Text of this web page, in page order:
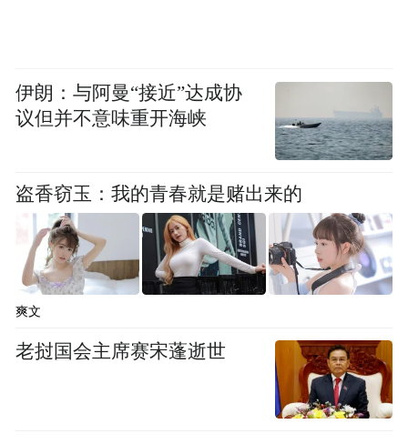
很多人说，中国智造最难的不是写论文，不
是拿专利，而是把实验室里的技术，变成能
公里"，曾让无数科研成果束之高阁，也让无
数创业公司折戟沉沙。
但在交大智邦，高校提供技术和人才，企业
提供市场和场景，资本提供资金和资源，三
者形成了一个良性循环。"我们的核心团队，
很多都是上海交大的教授和博士。他们不是
在实验室里闭门造车，而是天天泡在车间
伊朗：与阿曼“接近”达成协
议但并不意味重开海峡
盗香窃玉：我的青春就是赌出来的
爽文
老挝国会主席赛宋蓬逝世